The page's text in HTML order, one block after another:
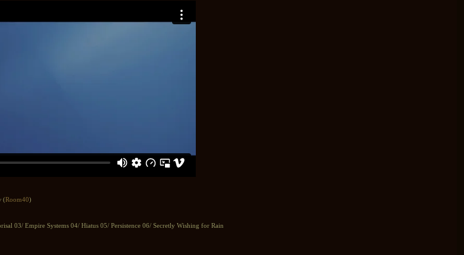
(Room40)
03/ Empire Systems 04/ Hiatus 05/ Persistence 06/ Secretly Wishing for Rain